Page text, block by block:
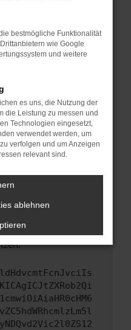
vorübergehende
neuesten Stand
nicht nur ein
kann auch dazu
Funktionen nicht mehr
Schritte versucht
Wir werden
um uns bei der
bestmögliche Funktionalität
wie Google
und weitere
es uns, die Nutzung der
die Leistung zu messen und
Technologien eingesetzt,
verwendet werden, um
verfolgen und um Anzeigen
relevant sind.
ablehnen